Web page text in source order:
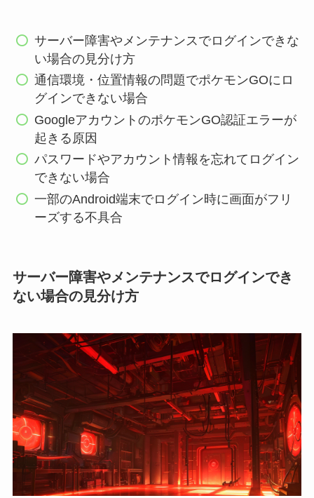
サーバー障害やメンテナンスでログインできな
い場合の見分け方
通信環境・位置情報の問題でポケモンGOにロ
グインできない場合
GoogleアカウントのポケモンGO認証エラーが
起きる原因
パスワードやアカウント情報を忘れてログイン
できない場合
一部のAndroid端末でログイン時に画面がフリ
ーズする不具合
サーバー障害やメンテナンスでログインでき
ない場合の見分け方